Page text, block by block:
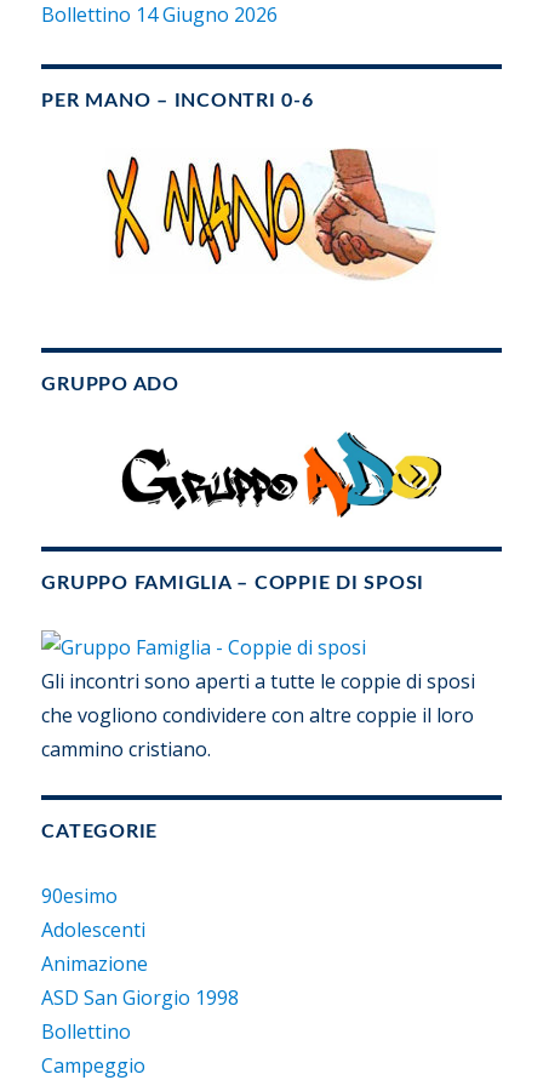
Bollettino 14 Giugno 2026
PER MANO – INCONTRI 0-6
GRUPPO ADO
GRUPPO FAMIGLIA – COPPIE DI SPOSI
Gli incontri sono aperti a tutte le coppie di sposi
che vogliono condividere con altre coppie il loro
cammino cristiano.
CATEGORIE
90esimo
Adolescenti
Animazione
ASD San Giorgio 1998
Bollettino
Campeggio